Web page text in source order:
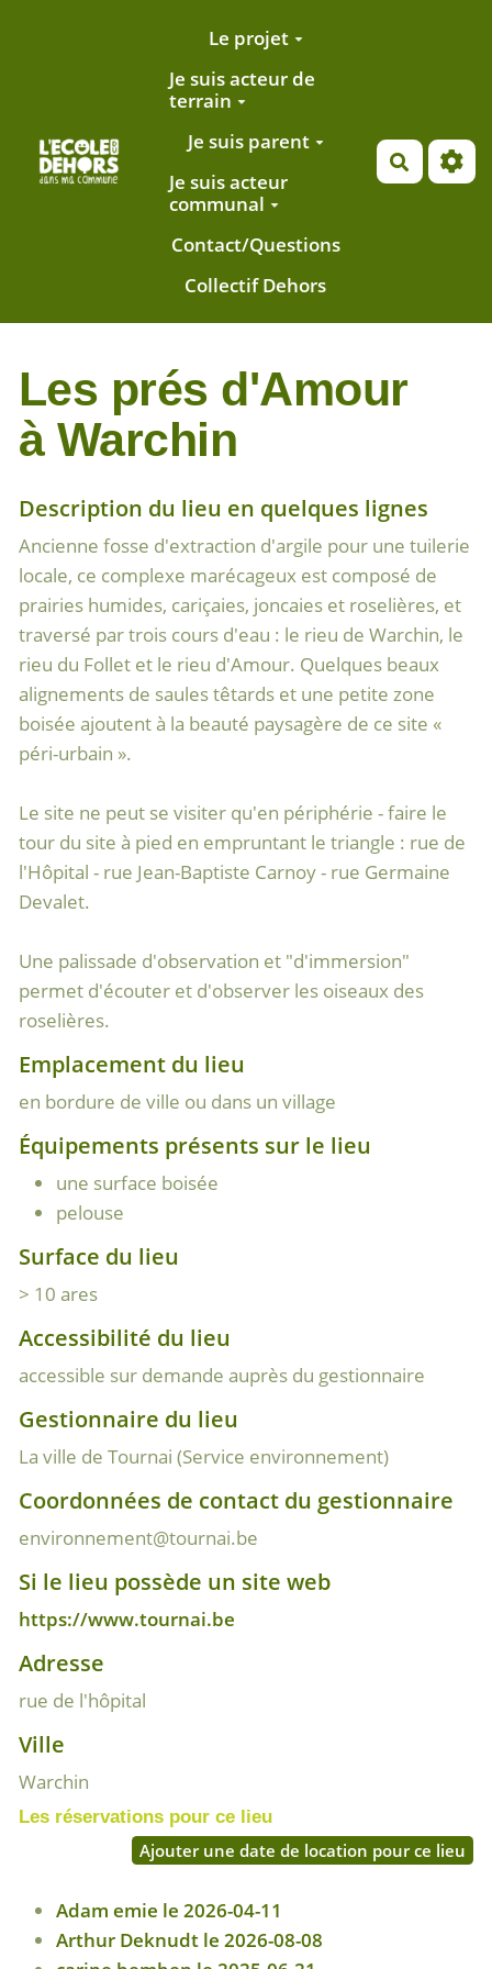
Aller au contenu principalLe projet
Je suis acteur de
terrain
Je suis parent
Je suis acteur
communal
Contact/Questions
Collectif Dehors
Les prés d'Amour
à Warchin
Description du lieu en quelques lignes
Ancienne fosse d'extraction d'argile pour une tuilerie
locale, ce complexe marécageux est composé de
prairies humides, cariçaies, joncaies et roselières, et
traversé par trois cours d'eau : le rieu de Warchin, le
rieu du Follet et le rieu d'Amour. Quelques beaux
alignements de saules têtards et une petite zone
boisée ajoutent à la beauté paysagère de ce site «
péri-urbain ».
Le site ne peut se visiter qu'en périphérie - faire le
tour du site à pied en empruntant le triangle : rue de
l'Hôpital - rue Jean-Baptiste Carnoy - rue Germaine
Devalet.
Une palissade d'observation et "d'immersion"
permet d'écouter et d'observer les oiseaux des
roselières.
Emplacement du lieu
en bordure de ville ou dans un village
Équipements présents sur le lieu
une surface boisée
pelouse
Surface du lieu
> 10 ares
Accessibilité du lieu
accessible sur demande auprès du gestionnaire
Gestionnaire du lieu
La ville de Tournai (Service environnement)
Coordonnées de contact du gestionnaire
environnement@tournai.be
Si le lieu possède un site web
https://www.tournai.be
Adresse
rue de l'hôpital
Ville
Warchin
Les réservations pour ce lieu
Ajouter une date de location pour ce lieu
Adam emie le 2026-04-11
Arthur Deknudt le 2026-08-08